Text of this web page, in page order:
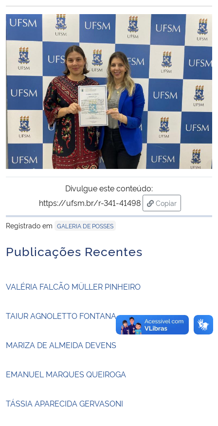
Ministério da Cidadania
Ministério de Minas e Energia
Ministério da Ciência, Tecnologia, Inovações e Comunicações
Ministério do Meio Ambiente
Ministério do Turismo
Ministério do Desenvolvimento Regional
Controladoria-Geral da União
Ministério da Mulher, da Família e dos Direitos Humanos
Gabinete de Segurança Institucional
Advocacia-Geral da União
Banco Central do Brasil
Divulgue este conteúdo:
https://ufsm.br/r-341-41498
Copiar
para área de
Registrado em GALERIA DE POSSES
Publicações Recentes
VALÉRIA FALCÃO MÜLLER PINHEIRO
TAIUR AGNOLETTO FONTANA
MARIZA DE ALMEIDA DEVENS
EMANUEL MARQUES QUEIROGA
TÁSSIA APARECIDA GERVASONI